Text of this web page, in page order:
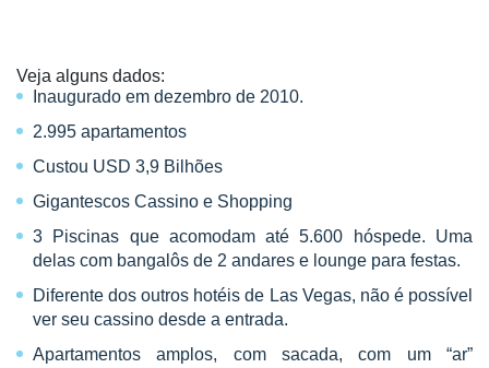
Veja alguns dados:
Inaugurado em dezembro de 2010.
2.995 apartamentos
Custou USD 3,9 Bilhões
Gigantescos Cassino e Shopping
3 Piscinas que acomodam até 5.600 hóspede. Uma
delas com bangalôs de 2 andares e lounge para festas.
Diferente dos outros hotéis de Las Vegas, não é possível
ver seu cassino desde a entrada.
Apartamentos amplos, com sacada, com um “ar”